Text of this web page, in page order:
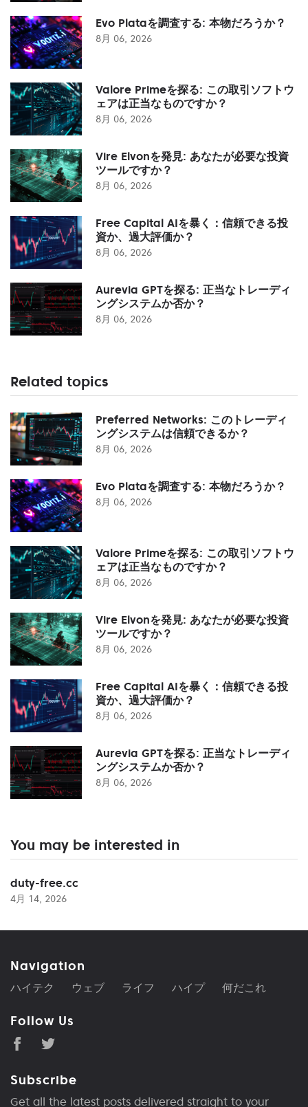
Evo Plataを調査する: 本物だろうか？
8月 06, 2026
Valore Primeを探る: この取引ソフトウ
ェアは正当なものですか？
8月 06, 2026
Vire Elvonを発見: あなたが必要な投資
ツールですか？
8月 06, 2026
Free Capital AIを暴く：信頼できる投
資か、過大評価か？
8月 06, 2026
Aurevia GPTを探る: 正当なトレーディ
ングシステムか否か？
8月 06, 2026
Related topics
Preferred Networks: このトレーディ
ングシステムは信頼できるか？
8月 06, 2026
Evo Plataを調査する: 本物だろうか？
8月 06, 2026
Valore Primeを探る: この取引ソフトウ
ェアは正当なものですか？
8月 06, 2026
Vire Elvonを発見: あなたが必要な投資
ツールですか？
8月 06, 2026
Free Capital AIを暴く：信頼できる投
資か、過大評価か？
8月 06, 2026
Aurevia GPTを探る: 正当なトレーディ
ングシステムか否か？
8月 06, 2026
You may be interested in
duty-free.cc
4月 14, 2026
Navigation
ハイテク ウェブ ライフ ハイプ 何だこれ
Follow Us
Subscribe
Get all the latest posts delivered straight to your